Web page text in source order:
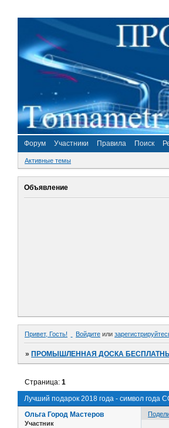
Форум Участники Правила Поиск
Активные темы
Объявление
Привет, Гость! Войдите или
»ПРОМЫШЛЕННАЯ ДОСКА
Лучший подарок 2018 года - символ года
Страница:1
Ольга Город Мастеров
Участник